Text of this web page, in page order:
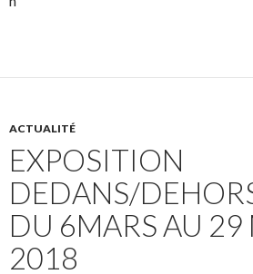
ACTUALITÉ
EXPOSITION
DEDANS/
DU 6MARS AU 29
2018